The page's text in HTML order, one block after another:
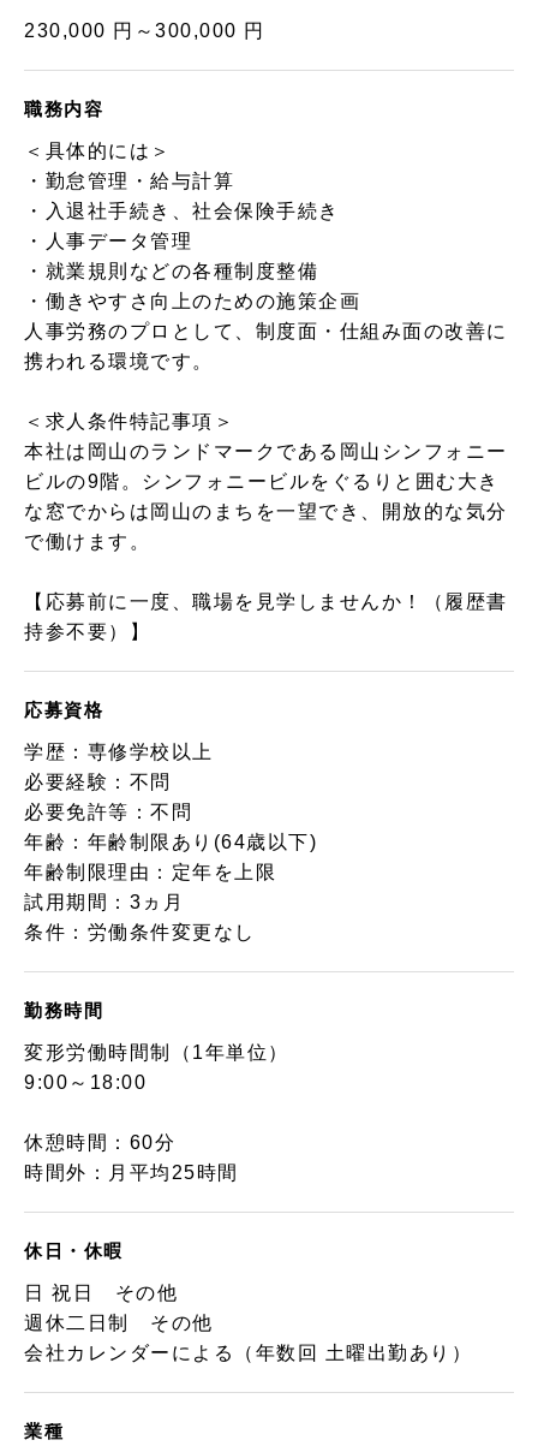
230,000 円～300,000 円
職務内容
＜具体的には＞
・勤怠管理・給与計算
・入退社手続き、社会保険手続き
・人事データ管理
・就業規則などの各種制度整備
・働きやすさ向上のための施策企画
人事労務のプロとして、制度面・仕組み面の改善に
携われる環境です。
＜求人条件特記事項＞
本社は岡山のランドマークである岡山シンフォニー
ビルの9階。シンフォニービルをぐるりと囲む大き
な窓でからは岡山のまちを一望でき、開放的な気分
で働けます。
【応募前に一度、職場を見学しませんか！（履歴書
持参不要）】
応募資格
学歴：専修学校以上
必要経験：不問
必要免許等：不問
年齢：年齢制限あり(64歳以下)
年齢制限理由：定年を上限
試用期間：3ヵ月
条件：労働条件変更なし
勤務時間
変形労働時間制（1年単位）
9:00～18:00
休憩時間：60分
時間外：月平均25時間
休日・休暇
日 祝日 その他
週休二日制 その他
会社カレンダーによる（年数回 土曜出勤あり）
業種